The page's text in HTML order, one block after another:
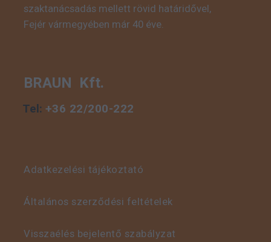
szaktanácsadás mellett rövid határidővel,
Fejér vármegyében már 40 éve.
BRAUN Kft.
Tel: +36 22/200-222
Adatkezelési tájékoztató
Általános szerződési feltételek
Visszaélés bejelentő szabályzat